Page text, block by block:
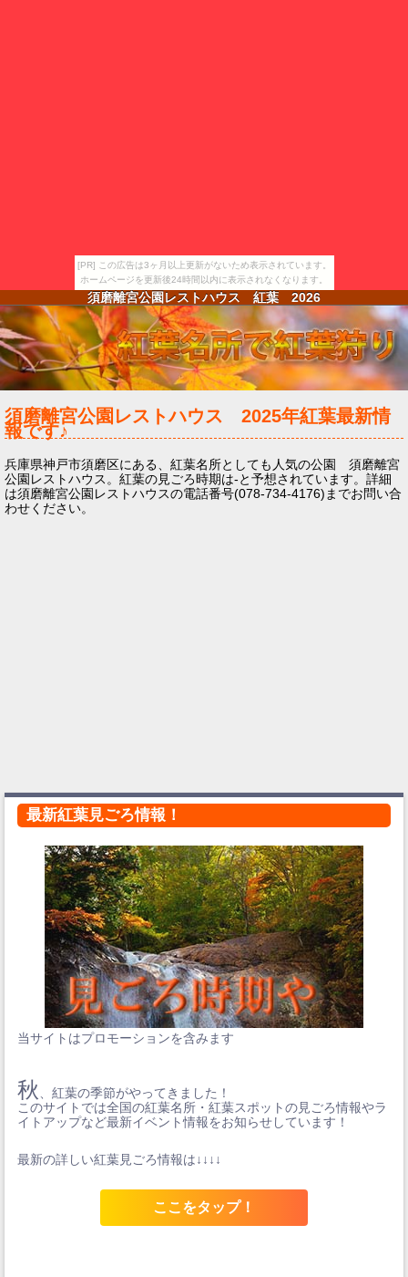
[PR] この広告は3ヶ月以上更新がないため表示されています。
ホームページを更新後24時間以内に表示されなくなります。
須磨離宮公園レストハウス 紅葉 2026
須磨離宮公園レストハウス 2025年紅葉最新情
報です♪
兵庫県神戸市須磨区にある、紅葉名所としても人気の公園 須磨離宮
公園レストハウス。紅葉の見ごろ時期は-と予想されています。詳細
は須磨離宮公園レストハウスの電話番号(078-734-4176)までお問い合
わせください。
最新紅葉見ごろ情報！
当サイトはプロモーションを含みます
秋
、紅葉の季節がやってきました！
このサイトでは全国の紅葉名所・紅葉スポットの見ごろ情報やラ
イトアップなど最新イベント情報をお知らせしています！
最新の詳しい紅葉見ごろ情報は↓↓↓↓
ここをタップ！